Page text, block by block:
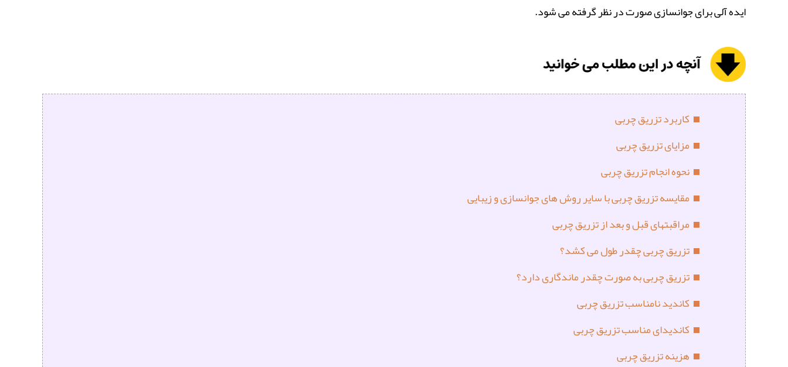
ایده آلی برای جوانسازی صورت در نظر گرفته می شود.
کاربرد تزریق چربی
مزایای تزریق چربی
نحوه انجام تزریق چربی
مقایسه تزریق چربی با سایر روش های جوانسازی و زیبایی
مراقبتهای قبل و بعد از تزریق چربی
تزریق چربی چقدر طول می کشد؟
تزریق چربی به صورت چقدر ماندگاری دارد؟
کاندید نامناسب تزریق چربی
کاندیدای مناسب تزریق چربی
هزینه تزریق چربی